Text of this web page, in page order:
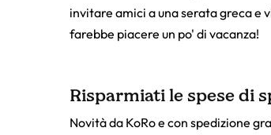
invitare amici a una serata greca e
farebbe piacere un po' di vacanza!
Risparmiati le spese di
Novità da KoRo e con spedizione